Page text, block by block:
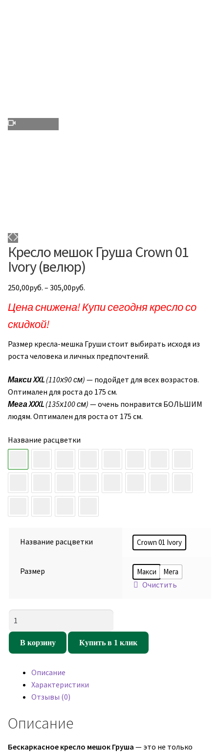
Кресло мешок Груша Crown 01
Ivory (велюр)
250,00руб. – 305,00руб.
Цена снижена! Купи сегодня кресло со
скидкой!
Размер кресла-мешка Груши стоит выбирать исходя из
роста человека и личных предпочтений.
МаксиXXL (110х90 см) — подойдет для всех возрастов.
Оптимален для роста до 175 см.
Мега XXXL (135х100 см) — очень понравится БОЛЬШИМ
людям. Оптимален для роста от 175 см.
Название расцветки
Название расцветки Crown 01 Ivory
Размер Макси Мега
Очистить
Кресло
мешок
Crown
Ivory
В корзину Купить в 1 клик
Описание
Характеристики
Отзывы (0)
Описание
Бескаркасное кресло мешок Груша — это не только